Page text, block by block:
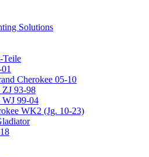
Solutions
Teile
Cherokee 05-10
ZJ 93-98
WJ 99-04
WK2 (Jg. 10-23)